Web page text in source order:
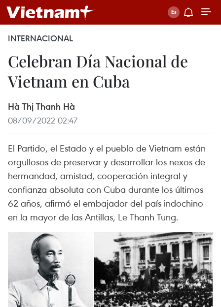
INTERNACIONAL
Celebran Día Nacional de
Vietnam en Cuba
Hà Thị Thanh Hà
08/09/2022 02:47
El Partido, el Estado y el pueblo de Vietnam están
orgullosos de preservar y desarrollar los nexos de
hermandad, amistad, cooperación integral y
confianza absoluta con Cuba durante los últimos
62 años, afirmó el embajador del país indochino
en la mayor de las Antillas, Le Thanh Tung.